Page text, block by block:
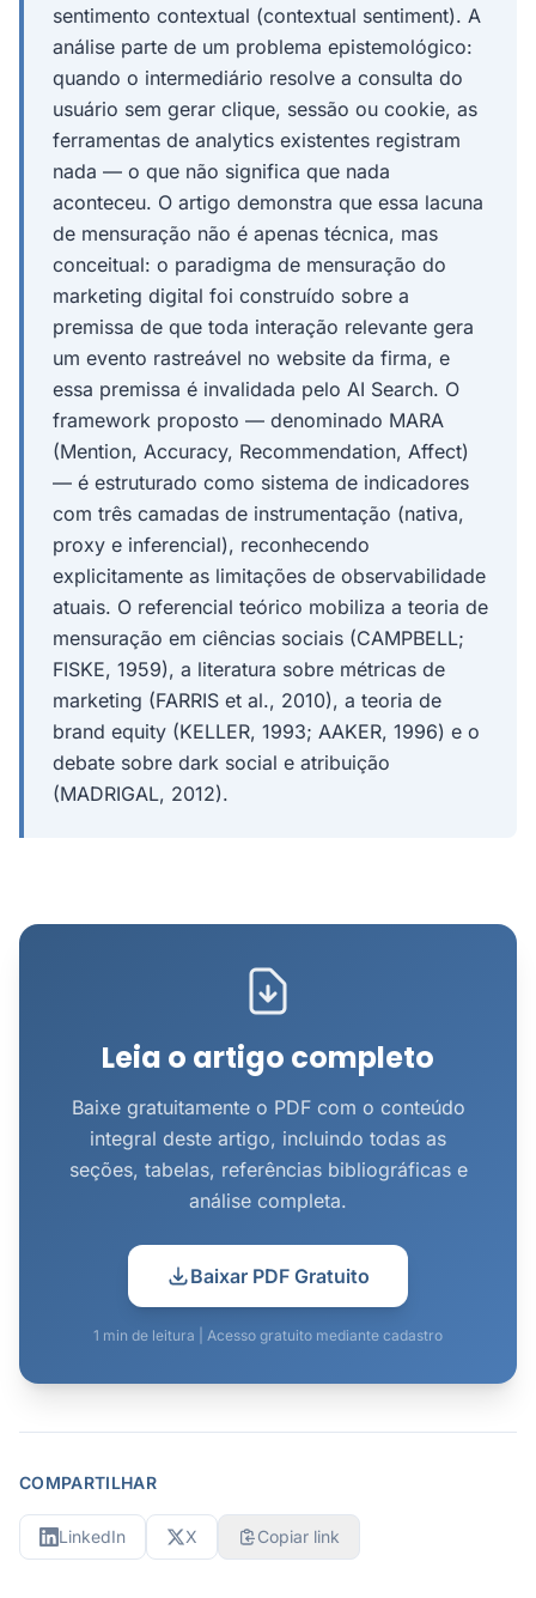
sentimento contextual (contextual sentiment). A
análise parte de um problema epistemológico:
quando o intermediário resolve a consulta do
usuário sem gerar clique, sessão ou cookie, as
ferramentas de analytics existentes registram
nada — o que não significa que nada
aconteceu. O artigo demonstra que essa lacuna
de mensuração não é apenas técnica, mas
conceitual: o paradigma de mensuração do
marketing digital foi construído sobre a
premissa de que toda interação relevante gera
um evento rastreável no website da firma, e
essa premissa é invalidada pelo AI Search. O
framework proposto — denominado MARA
(Mention, Accuracy, Recommendation, Affect)
— é estruturado como sistema de indicadores
com três camadas de instrumentação (nativa,
proxy e inferencial), reconhecendo
explicitamente as limitações de observabilidade
atuais. O referencial teórico mobiliza a teoria de
mensuração em ciências sociais (CAMPBELL;
FISKE, 1959), a literatura sobre métricas de
marketing (FARRIS et al., 2010), a teoria de
brand equity (KELLER, 1993; AAKER, 1996) e o
debate sobre dark social e atribuição
(MADRIGAL, 2012).
Leia o artigo completo
Baixe gratuitamente o PDF com o conteúdo
integral deste artigo, incluindo todas as
seções, tabelas, referências bibliográficas e
análise completa.
Baixar PDF Gratuito
1 min de leitura | Acesso gratuito mediante cadastro
COMPARTILHAR
LinkedIn X Copiar link